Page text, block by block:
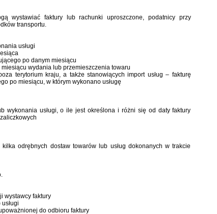
wystawiać faktury lub rachunki uproszczone, podatnicy przy
transportu.
usługi
po danym miesiącu
wydania lub przemieszczenia towaru
terytorium kraju, a także stanowiących import usług – fakturę
po miesiącu, w którym wykonano usługę
wykonania usługi, o ile jest określona i różni się od daty faktury
odrębnych dostaw towarów lub usług dokonanych w trakcie
wystawcy faktury
do odbioru faktury